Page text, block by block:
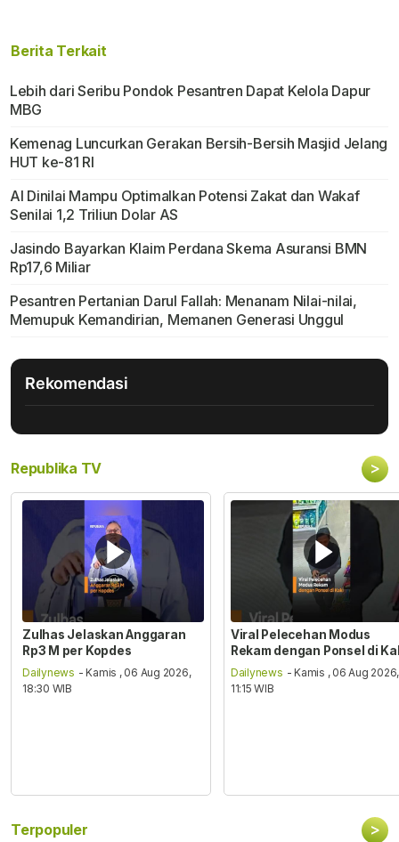
Berita Terkait
Lebih dari Seribu Pondok Pesantren Dapat Kelola Dapur
MBG
Kemenag Luncurkan Gerakan Bersih-Bersih Masjid Jelang
HUT ke-81 RI
AI Dinilai Mampu Optimalkan Potensi Zakat dan Wakaf
Senilai 1,2 Triliun Dolar AS
Jasindo Bayarkan Klaim Perdana Skema Asuransi BMN
Rp17,6 Miliar
Pesantren Pertanian Darul Fallah: Menanam Nilai-nilai,
Memupuk Kemandirian, Memanen Generasi Unggul
Rekomendasi
Republika TV >
Zulhas Jelaskan Anggaran
Rp3 M per Kopdes
Dailynews - Kamis , 06 Aug 2026,
18:30 WIB
Viral Pelecehan Modus
Rekam dengan Ponsel di
Dailynews - Kamis , 06 Aug 2026,
11:15 WIB
Terpopuler >